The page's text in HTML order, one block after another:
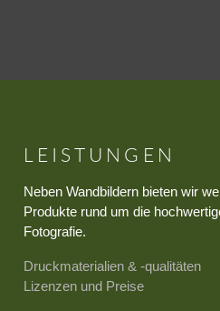
LEISTUNGEN
Neben Wandbildern bieten wir
Produkte rund um die
Fotografie.
Druckmaterialien & -qualitäten
Lizenzen und Preise